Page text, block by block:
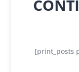
[print_posts